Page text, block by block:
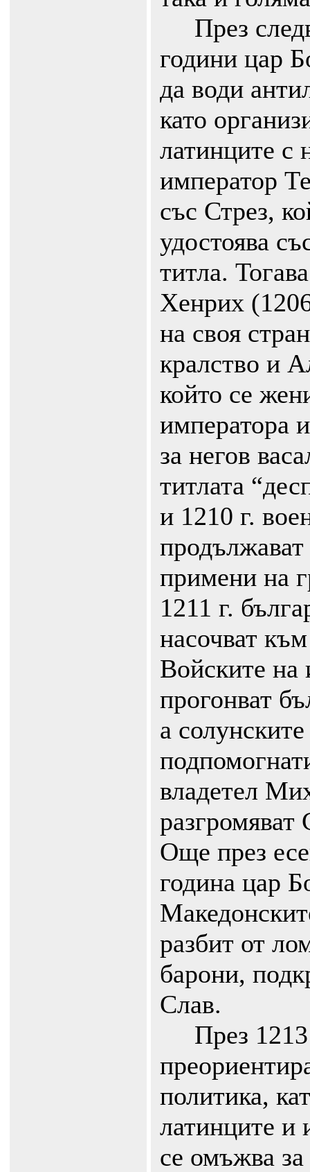
През
години цар
да води
като
латинците с
император
със Стрез,
удостоява
титла.
Хенрих
на своя
кралство и
който се
императора
за негов
титлата
и 1210 г.
примени на
1211 г.
насочват
Войските на
прогонват
а
владетел
разгромяват
Още през
година цар
разбит от
барони,
Слав.
През 1213
политика,
латинците и
се омъжва за